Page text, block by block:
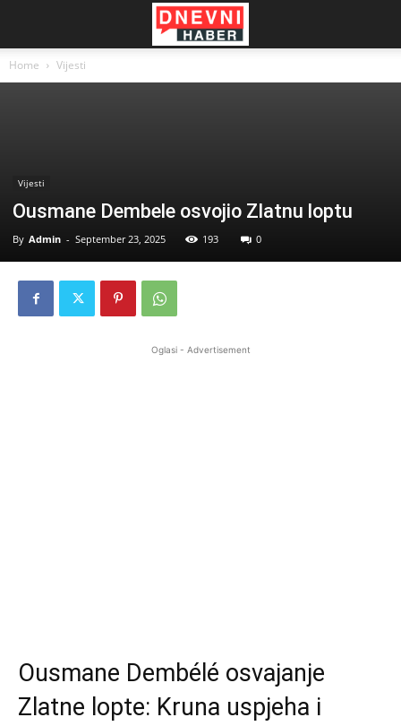
Home Vijesti
Vijesti
Ousmane Dembele osvojio Zlatnu loptu
By Admin - September 23, 2025 193 0
Oglasi - Advertisement
Ousmane Dembélé osvajanje
Zlatne lopte: Kruna uspjeha i